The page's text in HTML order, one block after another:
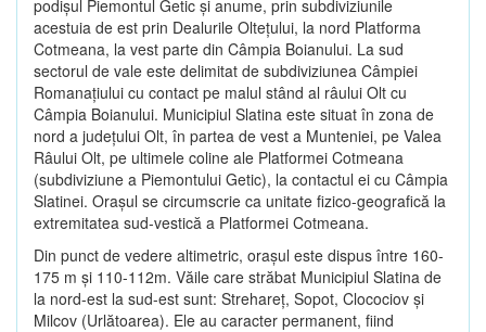
podişul Piemontul Getic şi anume, prin subdiviziunile
acestuia de est prin Dealurile Olteţului, la nord Platforma
Cotmeana, la vest parte din Câmpia Boianului. La sud
sectorul de vale este delimitat de subdiviziunea Câmpiei
Romanaţiului cu contact pe malul stând al râului Olt cu
Câmpia Boianului. Municipiul Slatina este situat în zona de
nord a judeţului Olt, în partea de vest a Munteniei, pe Valea
Râului Olt, pe ultimele coline ale Platformei Cotmeana
(subdiviziune a Piemontului Getic), la contactul ei cu Câmpia
Slatinei. Oraşul se circumscrie ca unitate fizico-geografică la
extremitatea sud-vestică a Platformei Cotmeana.
Din punct de vedere altimetric, oraşul este dispus între 160-
175 m şi 110-112m. Văile care străbat Municipiul Slatina de
la nord-est la sud-est sunt: Strehareţ, Sopot, Clocociov şi
Milcov (Urlătoarea). Ele au caracter permanent, fiind